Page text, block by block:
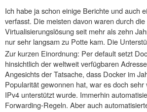
Ich habe ja schon einige Berichte und auch
verfasst. Die meisten davon waren durch
Virtualisierungslösung seit mehr als zehn
nur sehr langsam zu Potte kam. Die
Zur kurzen Einordnung: Per default setzt
hinsichtlich der weltweit verfügbaren
Angesichts der Tatsache, dass Docker im
Popularität gewonnen hat, war es doch
IPv4 unterstützt wurde. Immerhin
Forwarding-Regeln. Aber auch